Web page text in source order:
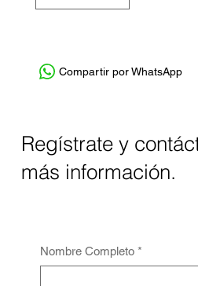
Compartir por WhatsApp
Regístrate y
más información.
Nombre Completo *